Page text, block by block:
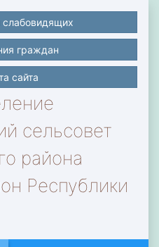
сельсовет
района
Республики
слабовидящих
граждан
сайта